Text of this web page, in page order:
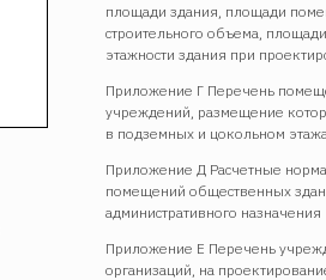
площади здания, площади
строительного объема,
этажности здания при
Приложение Г Перечень
учреждений, размещение
в подземных и цокольном
Приложение Д Расчетные
помещений общественных
административного назначения
Приложение Е Перечень
организаций, на